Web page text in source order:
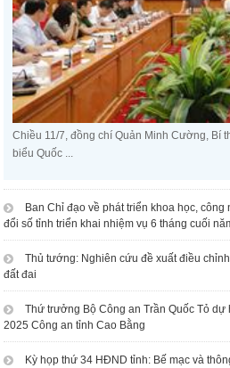
Chiều 11/7, đồng chí Quản Minh Cường, Bí
biểu Quốc ...
Ban Chỉ đạo về phát triển khoa học,
đổi số tỉnh triển khai nhiệm vụ 6 tháng cuối
Thủ tướng: Nghiên cứu đề xuất điều
đất đai
Thứ trưởng Bộ Công an Trần Quốc Tỏ
2025 Công an tỉnh Cao Bằng
Kỳ họp thứ 34 HĐND tỉnh: Bế mạc và